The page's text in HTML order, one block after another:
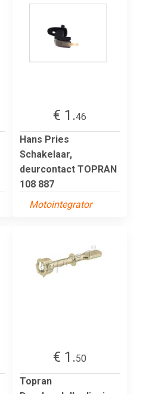
€ 1.46
Hans Pries
Schakelaar,
deurcontact TOPRAN
108 887
Motointegrator
€ 1.50
Topran